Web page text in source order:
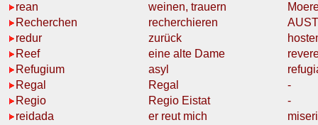
rean
weinen, trauern
Recherchen
recherchieren
redur
zurück
Reef
eine alte Dame
Refugium
asyl
Regal
Regal
-
Regio
Regio Eistat
-
reidada
er reut mich